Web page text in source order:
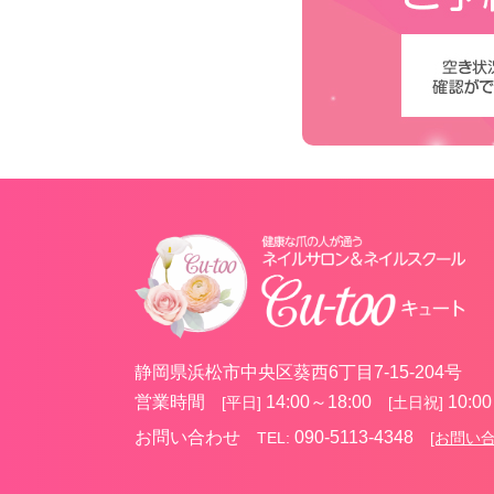
静岡県浜松市中央区葵西6丁目7-15-204号
営業時間
[平日] 14:00～18:00 [土日祝]
お問い合わせ
TEL: 090-5113-4348 [お問い